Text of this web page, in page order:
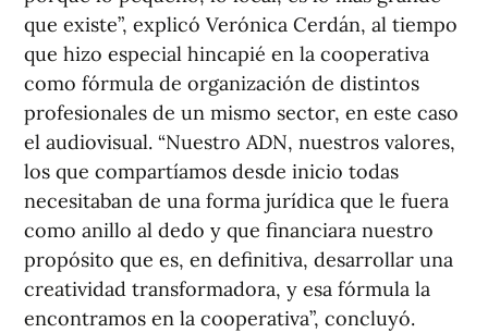
que existe”, explicó Verónica Cerdán, al tiempo
que hizo especial hincapié en la cooperativa
como fórmula de organización de distintos
profesionales de un mismo sector, en este caso
el audiovisual. “Nuestro ADN, nuestros valores,
los que compartíamos desde inicio todas
necesitaban de una forma jurídica que le fuera
como anillo al dedo y que financiara nuestro
propósito que es, en definitiva, desarrollar una
creatividad transformadora, y esa fórmula la
encontramos en la cooperativa”, concluyó.